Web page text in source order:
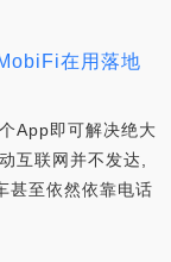
在用落地
App即可解决绝大
互联网并不发达,
甚至依然依靠电话